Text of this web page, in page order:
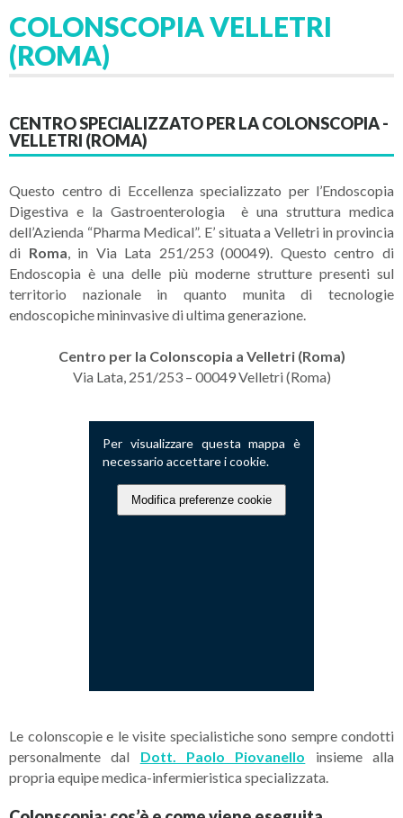
COLONSCOPIA VELLETRI
(ROMA)
CENTRO SPECIALIZZATO PER LA COLONSCOPIA -
VELLETRI (ROMA)
Questo centro di Eccellenza specializzato per l’Endoscopia
Digestiva e la Gastroenterologia è una struttura medica
dell’Azienda “Pharma Medical”. E’ situata a Velletri in provincia
di Roma, in Via Lata 251/253 (00049). Questo centro di
Endoscopia è una delle più moderne strutture presenti sul
territorio nazionale in quanto munita di tecnologie
endoscopiche mininvasive di ultima generazione.
Centro per la Colonscopia a Velletri(Roma)
Via Lata, 251/253 – 00049 Velletri (Roma)
Per visualizzare questa mappa è
necessario accettare i cookie.
Modifica preferenze cookie
Le colonscopie e le visite specialistiche sono sempre condotti
personalmente dal Dott. Paolo Piovanello insieme alla
propria equipe medica-infermieristica specializzata.